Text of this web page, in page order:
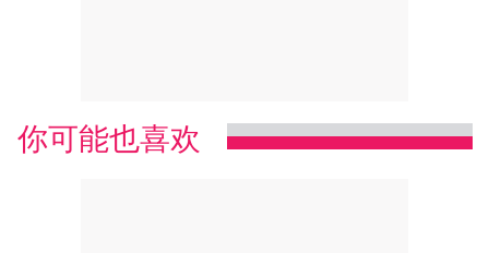
你可能也喜欢